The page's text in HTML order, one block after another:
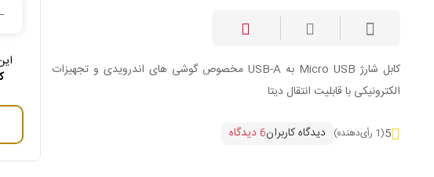
کابل شارژ Micro USB به USB-A مخصوص گوشی های اندرویدی و تجهیزات
الکترونیکی با قابلیت انتقال دیتا
5(1 رأی‌دهنده) دیدگاه کاربران6 دیدگاه